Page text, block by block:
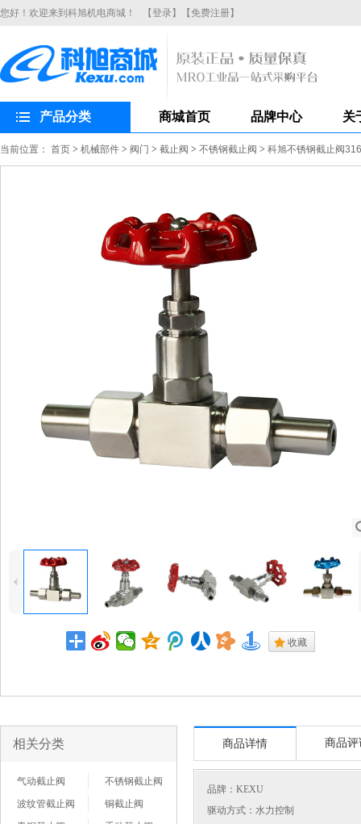
您好！欢迎来到科旭机电商城！ 【登录】 【免费注册】
产品分类 商城首页 品牌中心 关
当前位置： 首页 > 机械部件 > 阀门 > 截止阀 > 不锈钢截止阀 > 科旭不锈钢截止阀
4
. 收藏
相关分类
气动截止阀
不锈钢截止阀
波纹管截止阀
铜截止阀
商品详情 商品评
品牌： KEXU
驱动方式：水力控制